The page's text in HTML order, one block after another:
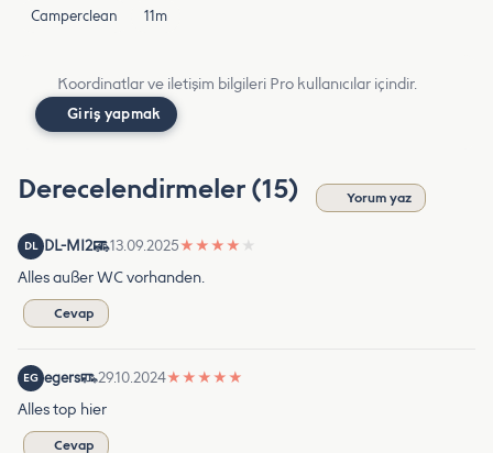
Camperclean 11m
Koordinatlar ve iletişim bilgileri Pro kullanıcılar içindir.
Giriş yapmak
Derecelendirmeler (15) Yorum yaz
DL DL-MI2 13.09.2025★ ★ ★ ★ ★
Alles außer WC vorhanden.
Cevap
EG egers 29.10.2024★ ★ ★ ★ ★
Alles top hier
Cevap